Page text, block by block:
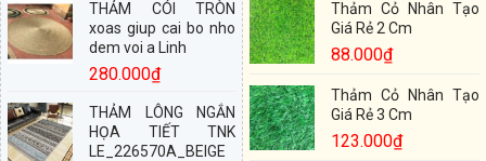
THẢM CÓI TRÒN
xoas giup cai bo nho
dem voi a Linh
280.000₫
THẢM LÔNG NGẮN
HỌA TIẾT TNK
LE_226570A_BEIGE
Thảm Cỏ Nhân Tạo
Giá Rẻ 2 Cm
88.000₫
Thảm Cỏ Nhân Tạo
Giá Rẻ 3 Cm
123.000₫